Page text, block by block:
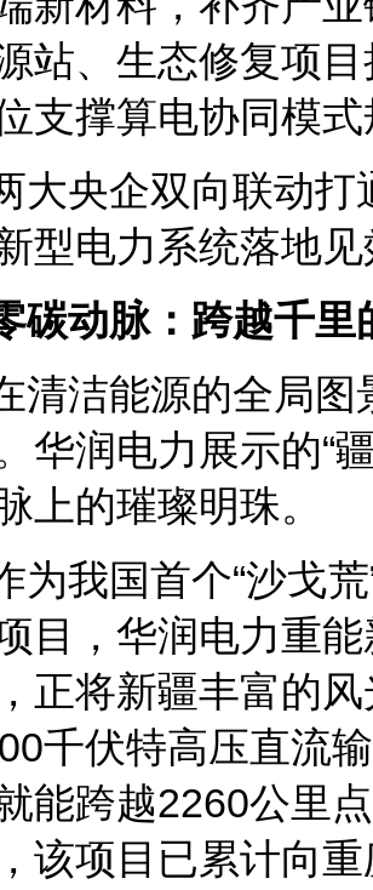
站、生态修复项
支撑算电协同模
大央企双向联动
型电力系统落地
碳动脉：跨越千里
清洁能源的全局
华润电力展示的“
上的璀璨明珠。
为我国首个“沙戈
目，华润电力重
正将新疆丰富的
千伏特高压直流
能跨越2260公里
该项目已累计向